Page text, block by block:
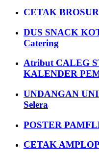
CETAK
DUS SNACK
Catering
Atribut CALEG
KALENDER
UNDANGAN
Selera
POSTER
CETAK AMPLOP